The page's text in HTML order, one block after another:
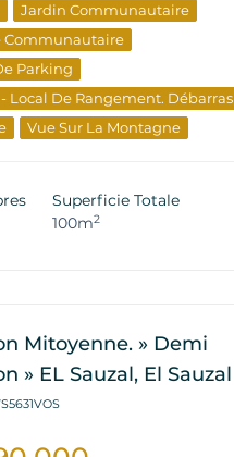
Jardin Communautaire
Communautaire
Parking
Local De Rangement. Débarras
Vue Sur La Montagne
De Revente
Superficie Totale
100m2
Mitoyenne. » Demi
» EL Sauzal, El Sauzal